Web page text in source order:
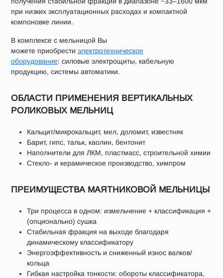
при низких эксплуатационных расходах и компактной
компоновке линии.
В комплексе с мельницой Вы
можете приобрести электротехническое
оборудование: силовые электрощиты, кабельную
продукцию, системы автоматики.
ОБЛАСТИ ПРИМЕНЕНИЯ ВЕРТИКАЛЬНЫХ
РОЛИКОВЫХ МЕЛЬНИЦ
Кальцит/микрокальцит, мел, доломит, известняк
Барит, гипс, тальк, каолин, бентонит
Наполнители для ЛКМ, пластмасс, строительной химии
Стекло- и керамическое производство, химпром
ПРЕИМУЩЕСТВА МАЯТНИКОВОЙ МЕЛЬНИЦЫ
Три процесса в одном: измельчение + классификация +
(опционально) сушка
Стабильная фракция на выходе благодаря
динамическому классификатору
Энергоэффективность и сниженный износ валков/
кольца
Гибкая настройка тонкости: обороты классификатора,